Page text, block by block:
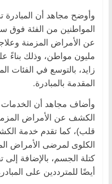
وأوضح مجاهد أن
مليون مواطن، وذلك بناءً
زايد، بالتوسع في الفئات
المقدمة بالمبادرة.
وأضاف مجاهد أن الخدمات
الكشف عن الأمراض
قلب)، كما تقدم خدمة
الكلوى لمرضى الأمراض
كتلة الجسم، بالإضافة إلى
أيضًا للمترددين على